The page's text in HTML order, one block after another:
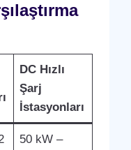
DC Hızlı
Şarj
İstasyonları
50 kW –